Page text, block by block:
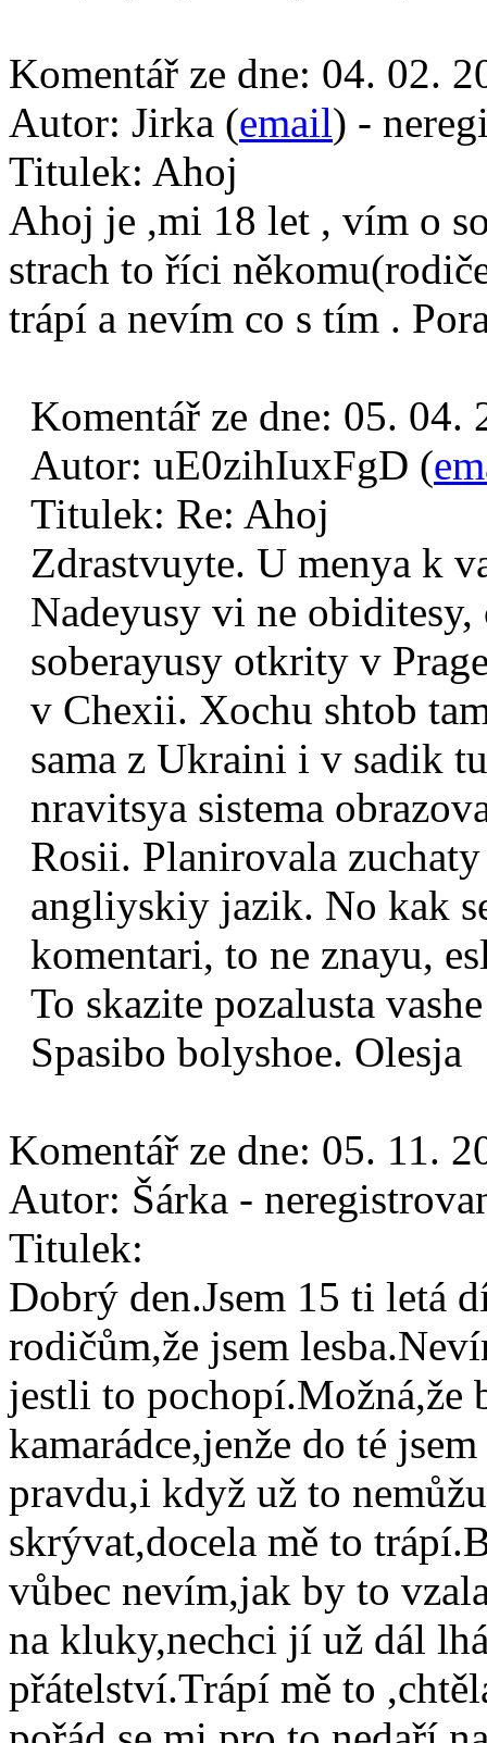
Komentář ze dne: 04. 02.
Autor: Jirka (email) -
Titulek: Ahoj
Ahoj je ,mi 18 let , vím o
strach to říci
trápí a nevím co s tím .
Komentář ze dne: 05. 04.
Autor: uE0zihIuxFgD (
Titulek: Re: Ahoj
Zdrastvuyte. U menya k
Nadeyusy vi ne
soberayusy otkrity v
v Chexii. Xochu shtob
sama z Ukraini i v sadik
nravitsya sistema
Rosii. Planirovala
angliyskiy jazik. No kak
komentari, to ne znayu,
To skazite pozalusta
Spasibo bolyshoe. Olesja
Komentář ze dne: 05. 11.
Autor: Šárka -
Titulek:
Dobrý den.Jsem 15 ti letá
rodičům,že jsem
jestli to pochopí.Možná,že
kamarádce,jenže do té
pravdu,i když už to
skrývat,docela mě to
vůbec nevím,jak by to
na kluky,nechci jí už dál
přátelství.Trápí mě to